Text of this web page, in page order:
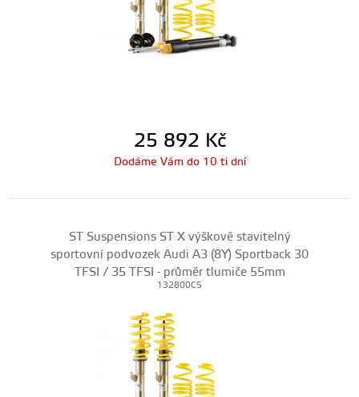
25 892 Kč
Dodáme Vám do 10 ti dní
ST Suspensions ST X výškově stavitelný
sportovní podvozek Audi A3 (8Y) Sportback 30
TFSI / 35 TFSI - průměr tlumiče 55mm
132800CS